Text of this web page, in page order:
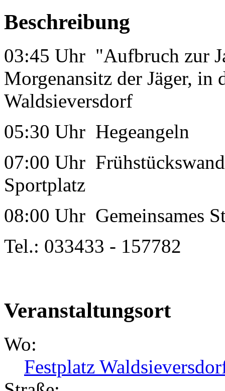
Beschreibung
03:45 Uhr "Aufbruch zur
Morgenansitz der Jäger, in
Waldsieversdorf
05:30 Uhr Hegeangeln
07:00 Uhr
Sportplatz
08:00 Uhr Gemeinsames
Tel.: 033433 - 157782
Veranstaltungsort
Wo:
Festplatz